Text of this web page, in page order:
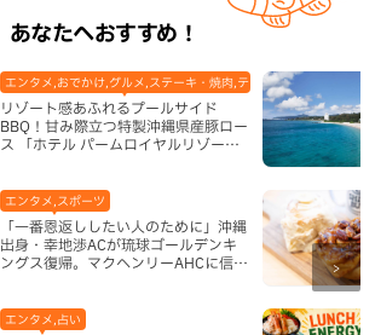
あなたへおすすめ！
リゾート感あふれるプールサイド
BBQ！甘み際立つ特製沖縄県産豚ロー
ス 「ホテル パームロイヤルリゾート
エンタメ,おでかけ,グルメ,ステーキ・焼肉,テレビ,ホテル,地域,本島
「一番恩返ししたい人のために」沖縄
出身・幸地渉ACが琉球ゴールデンキ
ングス復帰。マクヘンリーAHCに信頼
エンタメ,スポーツ
エンタメ,占い